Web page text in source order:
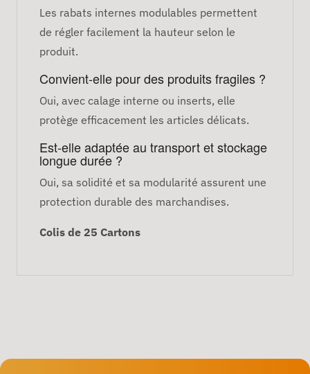
Les rabats internes modulables permettent
de régler facilement la hauteur selon le
produit.
Convient-elle pour des produits fragiles ?
Oui, avec calage interne ou inserts, elle
protège efficacement les articles délicats.
Est-elle adaptée au transport et stockage
longue durée ?
Oui, sa solidité et sa modularité assurent une
protection durable des marchandises.
Colis de 25 Cartons